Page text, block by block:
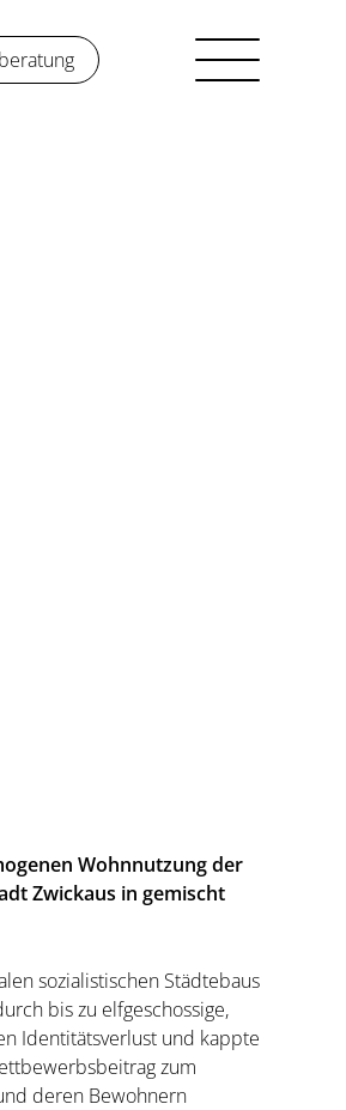
Wohnnutzung der
Zwickaus in gemischt
sozialistischen Städtebaus
bis zu elfgeschossige,
Identitätsverlust und kappte
zum
deren Bewohnern